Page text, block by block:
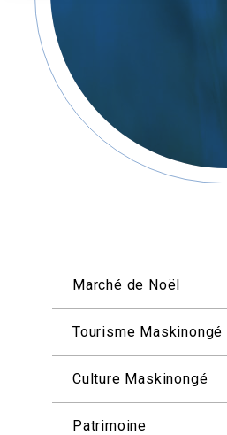
Marché de Noël
Tourisme Maskinongé
Culture Maskinongé
Patrimoine